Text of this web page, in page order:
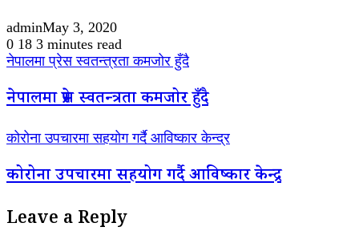
adminMay 3, 2020
0 18 3 minutes read
नेपालमा प्रेस स्वतन्त्रता कमजोर हुँदै
नेपालमा प्रेस स्वतन्त्रता कमजोर हुँदै
कोरोना उपचारमा सहयोग गर्दै आविष्कार केन्द्र
कोरोना उपचारमा सहयोग गर्दै आविष्कार केन्द्र
Leave a Reply